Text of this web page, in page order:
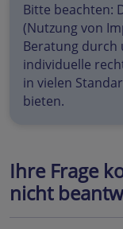
Bitte beachten:
(Nutzung von
Beratung durch
individuelle
in vielen
bieten.
Ihre Frage
nicht